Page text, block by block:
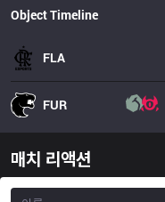
Object Timeline
FLA
FUR
매치 리액션